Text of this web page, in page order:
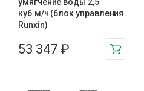
куб.м/ч (блок управления
Runxin)
53 347 ₽